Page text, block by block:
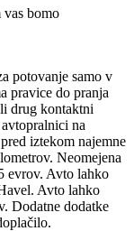
vas bomo
potovanje samo v
pravice do pranja
drug kontaktni
na
iztekom najemne
Neomejena
evrov. Avto lahko
Avto lahko
Dodatne dodatke